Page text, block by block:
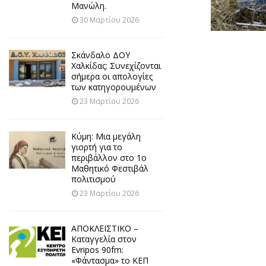
Μανώλη.
30 Μαρτίου 2026
Σκάνδαλο ΔΟΥ
Χαλκίδας: Συνεχίζονται
σήμερα οι απολογίες
των κατηγορουμένων
23 Μαρτίου 2026
Κύμη: Μια μεγάλη
γιορτή για το
περιβάλλον στο 1ο
Μαθητικό Φεστιβάλ
πολιτισμού
23 Μαρτίου 2026
ΑΠΟΚΛΕΙΣΤΙΚΟ –
Καταγγελία στον
Evripos 90fm:
«Φάντασμα» το ΚΕΠ